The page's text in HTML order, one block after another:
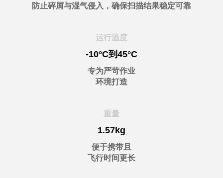
防止碎屑与湿气侵入，确保扫描结果稳定可靠
运行温度
-10°C到45°C
专为严苛作业
环境打造
重量
1.57kg
便于携带且
飞行时间更长